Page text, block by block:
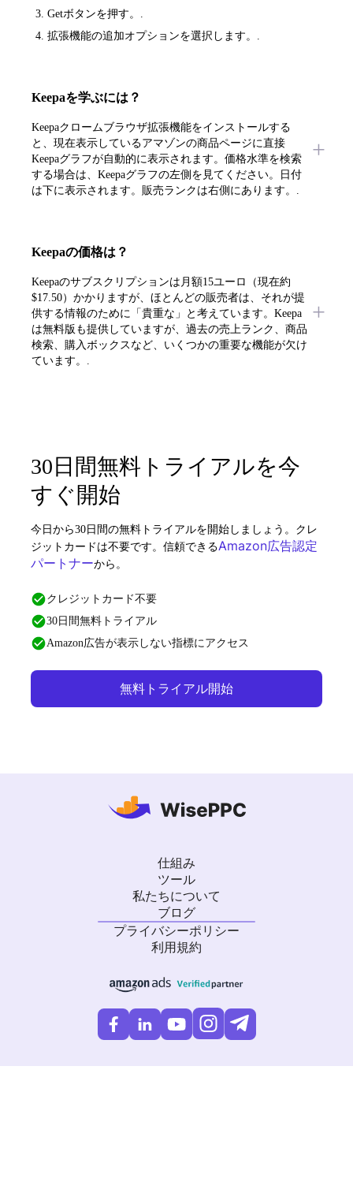
Getボタンを押す。.
拡張機能の追加オプションを選択します。.
Keepaを学ぶには？
Keepaクロームブラウザ拡張機能をインストールする
と、現在表示しているアマゾンの商品ページに直接
Keepaグラフが自動的に表示されます。価格水準を検索
する場合は、Keepaグラフの左側を見てください。日付
は下に表示されます。販売ランクは右側にあります。.
Keepaの価格は？
Keepaのサブスクリプションは月額15ユーロ（現在約
$17.50）かかりますが、ほとんどの販売者は、それが提
供する情報のために「貴重な」と考えています。Keepa
は無料版も提供していますが、過去の売上ランク、商品
検索、購入ボックスなど、いくつかの重要な機能が欠け
ています。.
30日間無料トライアルを今
すぐ開始
今日から30日間の無料トライアルを開始しましょう。クレ
ジットカードは不要です。信頼できるAmazon広告認定
パートナーから。
クレジットカード不要
30日間無料トライアル
Amazon広告が表示しない指標にアクセス
無料トライアル開始
仕組み
ツール
私たちについて
ブログ
プライバシーポリシー
利用規約